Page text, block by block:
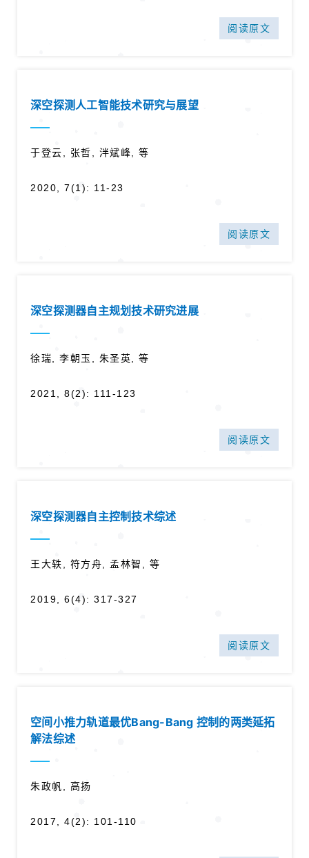
阅读原文
深空探测人工智能技术研究与展望
于登云, 张哲, 泮斌峰, 等
2020, 7(1): 11-23
阅读原文
深空探测器自主规划技术研究进展
徐瑞, 李朝玉, 朱圣英, 等
2021, 8(2): 111-123
阅读原文
深空探测器自主控制技术综述
王大轶, 符方舟, 孟林智, 等
2019, 6(4): 317-327
阅读原文
空间小推力轨道最优Bang-Bang 控制的两类延拓
解法综述
朱政帆, 高扬
2017, 4(2): 101-110